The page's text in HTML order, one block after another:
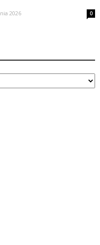
2026 0